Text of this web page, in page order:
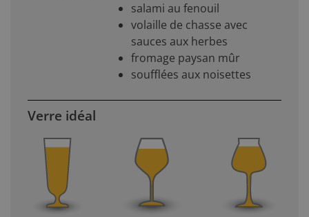
salami au fenouil
volaille de chasse avec
sauces aux herbes
fromage paysan mûr
soufflées aux noisettes
Verre idéal